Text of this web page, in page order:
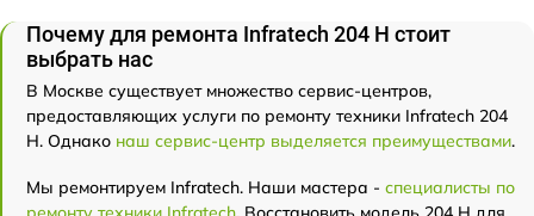
Почему для ремонта Infratech 204 Н стоит
выбрать нас
В Москве существует множество сервис-центров,
предоставляющих услуги по ремонту техники Infratech 204
Н. Однако наш сервис-центр выделяется преимуществами.
Мы ремонтируем Infratech. Наши мастера - специалисты по